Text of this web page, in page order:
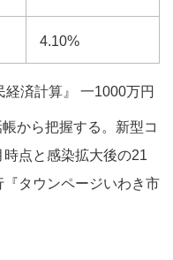
4.10%
済計算』 一1000万円
から把握する。新型コ
点と感染拡大後の21
タウンページいわき市